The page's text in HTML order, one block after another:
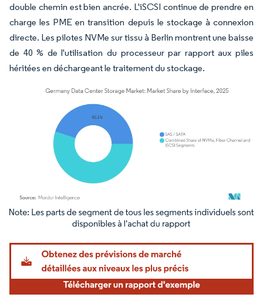
double chemin est bien ancrée. L'iSCSI continue de prendre en
charge les PME en transition depuis le stockage à connexion
directe. Les pilotes NVMe sur tissu à Berlin montrent une baisse
de 40 % de l'utilisation du processeur par rapport aux piles
héritées en déchargeant le traitement du stockage.
Image © Mordor Intelligence. La réutilisation nécessite une attribution sous CC BY